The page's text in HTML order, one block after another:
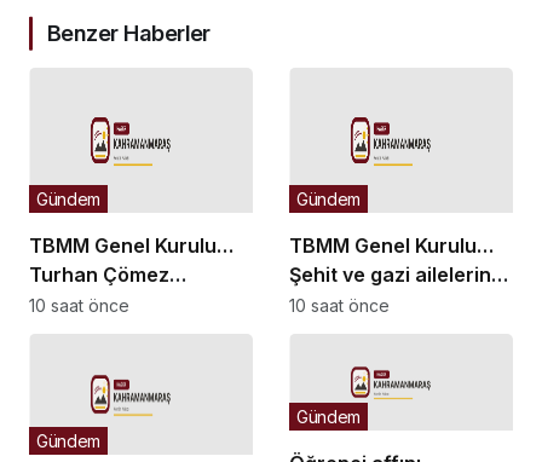
Benzer Haberler
TBMM Genel Kurulu…
Turhan Çömez
hakkında başlatılan
soruşturma “kürsü
tartışmasına neden
Gündem
10 saat önce
TBMM Genel Kurulu…
Şehit ve gazi ailelerine
yönelik düzenlemeleri
içeren kanun teklifinin
görüşmeleri başladı
Gündem
10 saat önce
Gündem
Gündem